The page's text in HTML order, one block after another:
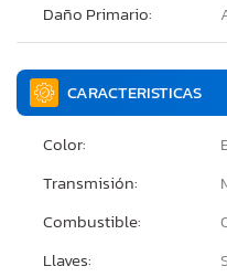
Daño Primario:
CARACTERISTICAS
Color:
Transmisión:
Combustible:
Llaves: